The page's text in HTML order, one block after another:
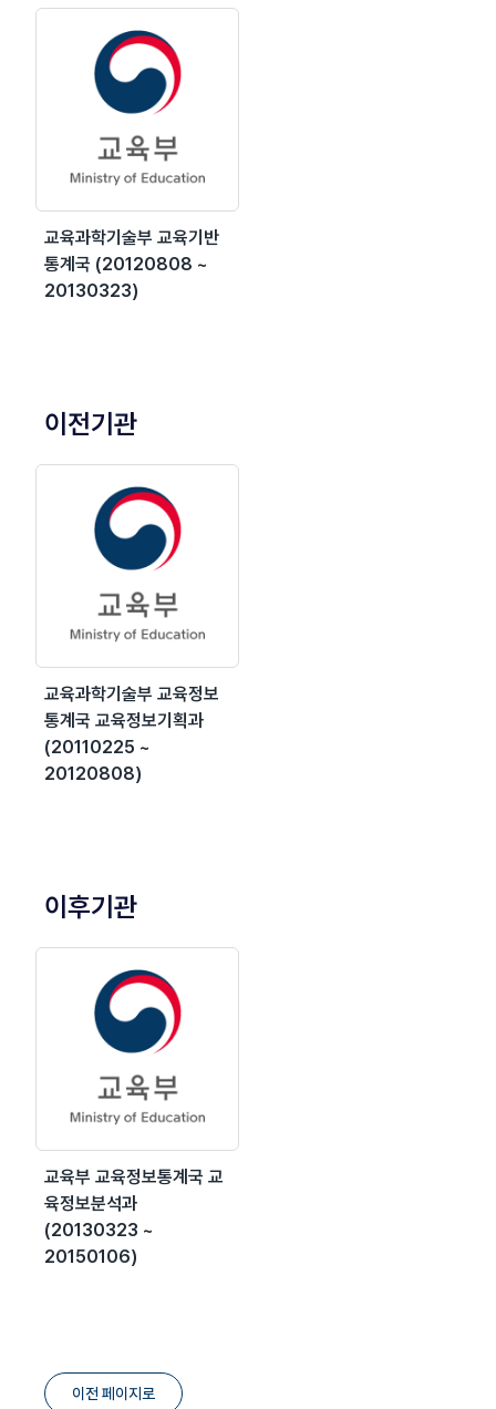
교육과학기술부 교육기반
통계국 (20120808 ~
20130323)
이전기관
교육과학기술부 교육정보
통계국 교육정보기획과
(20110225 ~
20120808)
이후기관
교육부 교육정보통계국 교
육정보분석과
(20130323 ~
20150106)
이전 페이지로